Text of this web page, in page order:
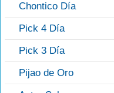
Chontico Día
Pick 4 Día
Pick 3 Día
Pijao de Oro